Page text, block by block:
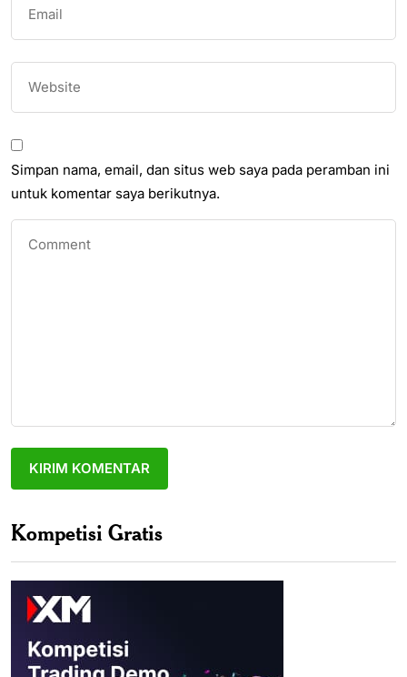
Simpan nama, email, dan situs web saya pada peramban ini
untuk komentar saya berikutnya.
Kompetisi Gratis